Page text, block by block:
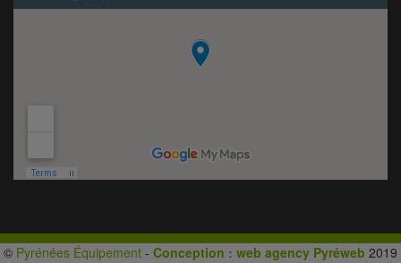
© Pyrénées Équipement - Conception : web agency Pyréweb 2019